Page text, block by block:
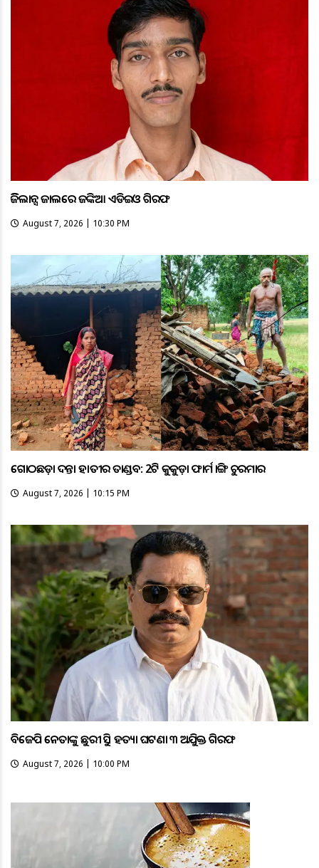
ଭିଜିଲାନ୍ସ ଜାଲରେ ଜଙ୍କିଆ ଏଡିଇଓ ଗିରଫ
August 7, 2026 | 10:30 PM
ଗୋଠଛଡ଼ା ଦନ୍ତା ହାତୀର ତାଣ୍ଡବ: 2ଟି କୁକୁଡ଼ା ଫାର୍ମ ଭାଙ୍ଗି ଚୁରମାର
August 7, 2026 | 10:15 PM
ବିଜେପି ନେତାଙ୍କୁ ଛୁରୀ ଭୁସି ହତ୍ୟା ଘଟଣା ୩ ଅଭିଯୁକ୍ତ ଗିରଫ
August 7, 2026 | 10:00 PM